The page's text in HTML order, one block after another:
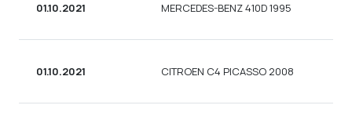
01.10.2021 MERCEDES-BENZ 410D 1995
01.10.2021 CITROEN C4 PICASSO 2008